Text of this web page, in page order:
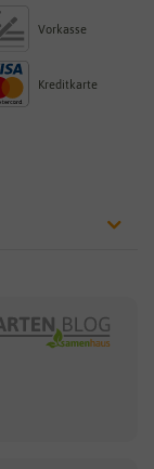
Vorkasse
Kreditkarte